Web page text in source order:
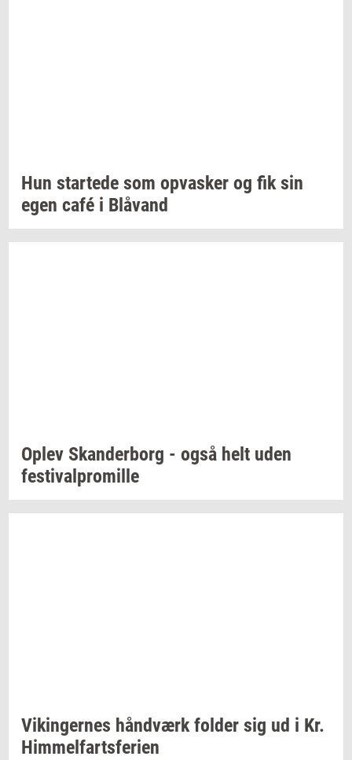
Hun star­te­de som op­va­sker og fik sin
egen café i Blåvand
Oplev Skan­der­borg - også helt uden
festi­val­pro­mil­le
Vikin­ger­nes hånd­værk fol­der sig ud i Kr.
Him­mel­fart­s­fe­ri­en